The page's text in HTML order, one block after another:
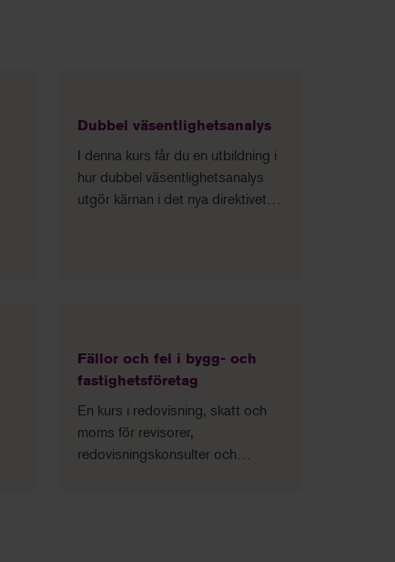
Dubbel väsentlighetsanalys
I denna kurs får du en utbildning i
hur dubbel väsentlighetsanalys
utgör kärnan i det nya direktivet
Fällor och fel i bygg- och
fastighetsföretag
En kurs i redovisning, skatt och
moms för revisorer,
redovisningskonsulter och